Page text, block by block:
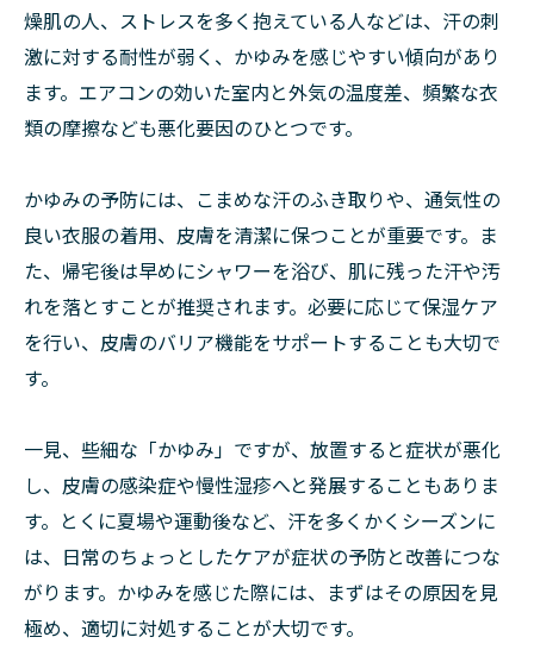
燥肌の人、ストレスを多く抱えている人などは、汗の刺
激に対する耐性が弱く、かゆみを感じやすい傾向があり
ます。エアコンの効いた室内と外気の温度差、頻繁な衣
類の摩擦なども悪化要因のひとつです。
かゆみの予防には、こまめな汗のふき取りや、通気性の
良い衣服の着用、皮膚を清潔に保つことが重要です。ま
た、帰宅後は早めにシャワーを浴び、肌に残った汗や汚
れを落とすことが推奨されます。必要に応じて保湿ケア
を行い、皮膚のバリア機能をサポートすることも大切で
す。
一見、些細な「かゆみ」ですが、放置すると症状が悪化
し、皮膚の感染症や慢性湿疹へと発展することもありま
す。とくに夏場や運動後など、汗を多くかくシーズンに
は、日常のちょっとしたケアが症状の予防と改善につな
がります。かゆみを感じた際には、まずはその原因を見
極め、適切に対処することが大切です。